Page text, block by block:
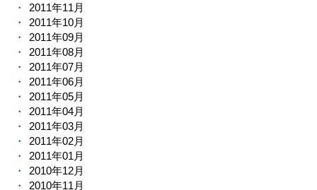
2011年11月
2011年10月
2011年09月
2011年08月
2011年07月
2011年06月
2011年05月
2011年04月
2011年03月
2011年02月
2011年01月
2010年12月
2010年11月